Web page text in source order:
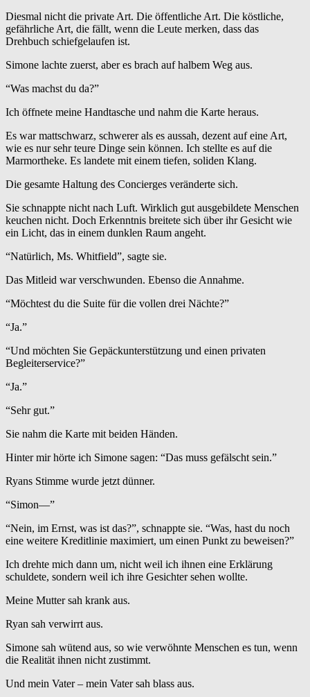
Diesmal nicht die private Art. Die öffentliche Art. Die köstliche,
gefährliche Art, die fällt, wenn die Leute merken, dass das
Drehbuch schiefgelaufen ist.
Simone lachte zuerst, aber es brach auf halbem Weg aus.
“Was machst du da?”
Ich öffnete meine Handtasche und nahm die Karte heraus.
Es war mattschwarz, schwerer als es aussah, dezent auf eine Art,
wie es nur sehr teure Dinge sein können. Ich stellte es auf die
Marmortheke. Es landete mit einem tiefen, soliden Klang.
Die gesamte Haltung des Concierges veränderte sich.
Sie schnappte nicht nach Luft. Wirklich gut ausgebildete Menschen
keuchen nicht. Doch Erkenntnis breitete sich über ihr Gesicht wie
ein Licht, das in einem dunklen Raum angeht.
“Natürlich, Ms. Whitfield”, sagte sie.
Das Mitleid war verschwunden. Ebenso die Annahme.
“Möchtest du die Suite für die vollen drei Nächte?”
“Ja.”
“Und möchten Sie Gepäckunterstützung und einen privaten
Begleiterservice?”
“Ja.”
“Sehr gut.”
Sie nahm die Karte mit beiden Händen.
Hinter mir hörte ich Simone sagen: “Das muss gefälscht sein.”
Ryans Stimme wurde jetzt dünner.
“Simon—”
“Nein, im Ernst, was ist das?”, schnappte sie. “Was, hast du noch
eine weitere Kreditlinie maximiert, um einen Punkt zu beweisen?”
Ich drehte mich dann um, nicht weil ich ihnen eine Erklärung
schuldete, sondern weil ich ihre Gesichter sehen wollte.
Meine Mutter sah krank aus.
Ryan sah verwirrt aus.
Simone sah wütend aus, so wie verwöhnte Menschen es tun, wenn
die Realität ihnen nicht zustimmt.
Und mein Vater – mein Vater sah blass aus.